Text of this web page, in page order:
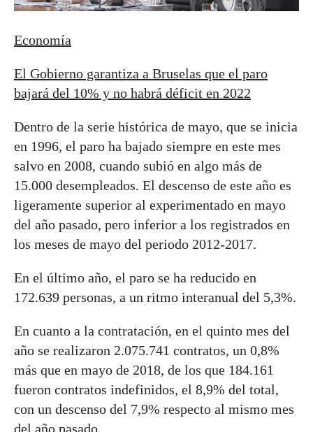
Economía
El Gobierno garantiza a Bruselas que el paro
bajará del 10% y no habrá déficit en 2022
Dentro de la serie histórica de mayo, que se inicia
en 1996, el paro ha bajado siempre en este mes
salvo en 2008, cuando subió en algo más de
15.000 desempleados. El descenso de este año es
ligeramente superior al experimentado en mayo
del año pasado, pero inferior a los registrados en
los meses de mayo del periodo 2012-2017.
En el último año, el paro se ha reducido en
172.639 personas, a un ritmo interanual del 5,3%.
En cuanto a la contratación, en el quinto mes del
año se realizaron 2.075.741 contratos, un 0,8%
más que en mayo de 2018, de los que 184.161
fueron contratos indefinidos, el 8,9% del total,
con un descenso del 7,9% respecto al mismo mes
del año pasado.